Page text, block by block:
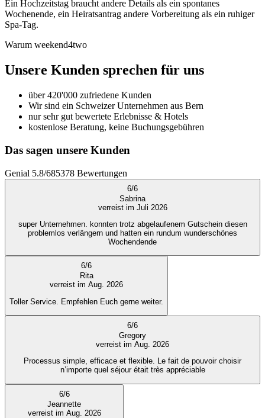
Ein Hochzeitstag braucht andere Details als ein spontanes
Wochenende, ein Heiratsantrag andere Vorbereitung als ein ruhiger
Spa-Tag.
Warum weekend4two
Unsere Kunden sprechen für uns
über 420'000 zufriedene Kunden
Wir sind ein Schweizer Unternehmen aus Bern
nur sehr gut bewertete Erlebnisse & Hotels
kostenlose Beratung, keine Buchungsgebühren
Das sagen unsere Kunden
Genial 5.8/685378 Bewertungen
6/6
Sabrina
verreist im Juli 2026
super Unternehmen. konnten trotz abgelaufenem Gutschein diesen
problemlos verlängern und hatten ein rundum wunderschönes
Wochendende
6/6
Rita
verreist im Aug. 2026
Toller Service. Empfehlen Euch gerne weiter.
6/6
Gregory
verreist im Aug. 2026
Processus simple, efficace et flexible. Le fait de pouvoir choisir
n’importe quel séjour était très appréciable
6/6
Jeannette
verreist im Aug. 2026